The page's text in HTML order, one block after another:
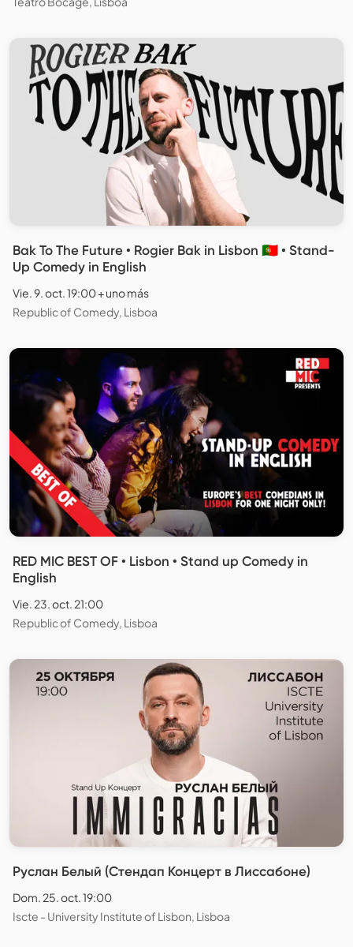
Bak To The Future • Rogier Bak in Lisbon 🇵🇹 • Stand-
Up Comedy in English
Vie. 9. oct. 19:00 + uno más
Republic of Comedy, Lisboa
RED MIC BEST OF • Lisbon • Stand up Comedy in
English
Vie. 23. oct. 21:00
Republic of Comedy, Lisboa
Руслан Белый (Стендап Концерт в Лиссабоне)
Dom. 25. oct. 19:00
Iscte - University Institute of Lisbon, Lisboa